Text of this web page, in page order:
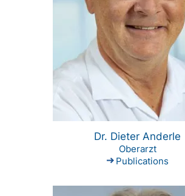
Dr. Dieter Anderle
Oberarzt
Publications